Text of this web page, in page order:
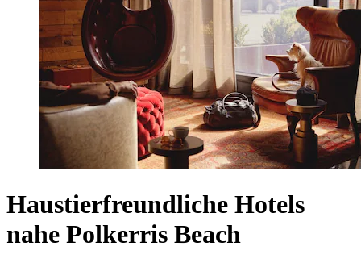
Haustierfreundliche Hotels
nahe Polkerris Beach